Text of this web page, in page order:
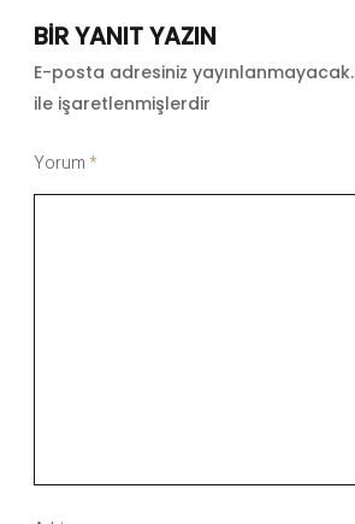
BIR YANIT YAZIN
E-posta adresiniz yayınlanmayacak.
ile işaretlenmişlerdir
Yorum*